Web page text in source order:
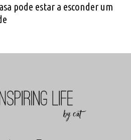
pode estar a esconder um